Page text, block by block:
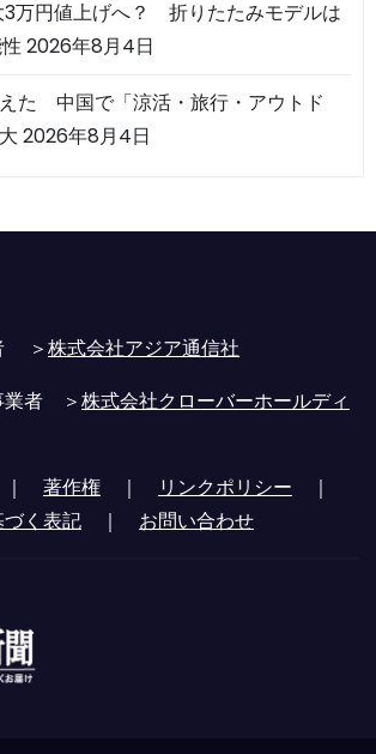
3万円値上げへ？ 折りたたみモデルは
2026年8月4日
た 中国で「涼活・旅行・アウトド
2026年8月4日
＞株式会社アジア通信社
業者 ＞株式会社クローバーホールディ
｜ 著作権 ｜ リンクポリシー ｜
く表記 ｜ お問い合わせ